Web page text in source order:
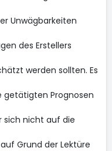
Unwägbarkeiten
des Erstellers
werden sollten. Es
getätigten Prognosen
sich nicht auf die
Grund der Lektüre